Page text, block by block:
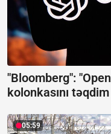
"Bloomberg":
kolonkasını
05:59